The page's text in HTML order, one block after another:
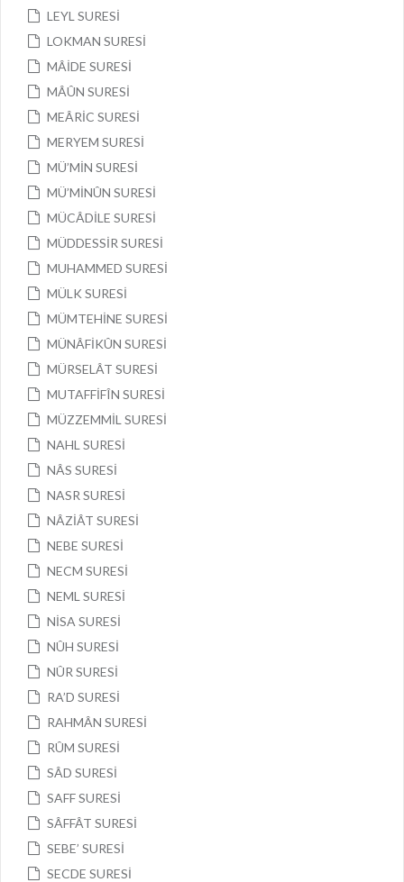
LEYL SURESİ
LOKMAN SURESİ
MÂİDE SURESİ
MÂÛN SURESİ
MEÂRİC SURESİ
MERYEM SURESİ
MÜ’MİN SURESİ
MÜ’MİNÛN SURESİ
MÜCÂDİLE SURESİ
MÜDDESSİR SURESİ
MUHAMMED SURESİ
MÜLK SURESİ
MÜMTEHİNE SURESİ
MÜNÂFİKÛN SURESİ
MÜRSELÂT SURESİ
MUTAFFİFÎN SURESİ
MÜZZEMMİL SURESİ
NAHL SURESİ
NÂS SURESİ
NASR SURESİ
NÂZİÂT SURESİ
NEBE SURESİ
NECM SURESİ
NEML SURESİ
NİSA SURESİ
NÛH SURESİ
NÛR SURESİ
RA’D SURESİ
RAHMÂN SURESİ
RÛM SURESİ
SÂD SURESİ
SAFF SURESİ
SÂFFÂT SURESİ
SEBE’ SURESİ
SECDE SURESİ